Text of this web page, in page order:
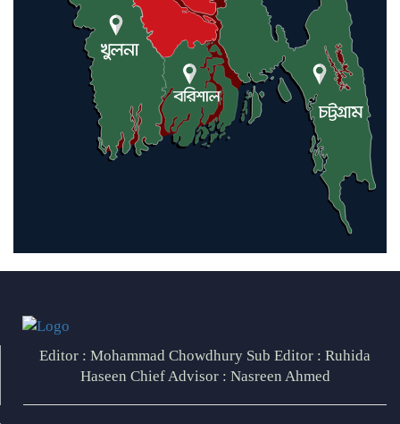
Editor : Mohammad Chowdhury Sub Editor : Ruhida
Haseen Chief Advisor : Nasreen Ahmed